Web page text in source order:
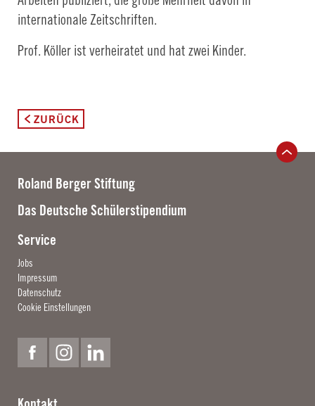
internationale Zeitschriften.
Prof. Köller ist verheiratet und hat zwei Kinder.
ZURÜCK
Roland Berger Stiftung
Das Deutsche Schülerstipendium
Service
Jobs
Impressum
Datenschutz
Cookie Einstellungen
FacebookInstagramLinkedin